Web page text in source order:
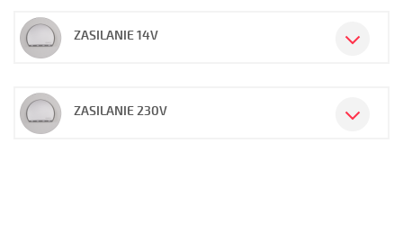
ZASILANIE 14V
ZASILANIE 230V